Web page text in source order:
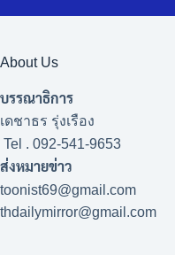
About Us
บรรณาธิการ
เดชาธร รุ่งเรือง
Tel . 092-541-9653
ส่งหมายข่าว
toonist69@gmail.com
thdailymirror@gmail.com